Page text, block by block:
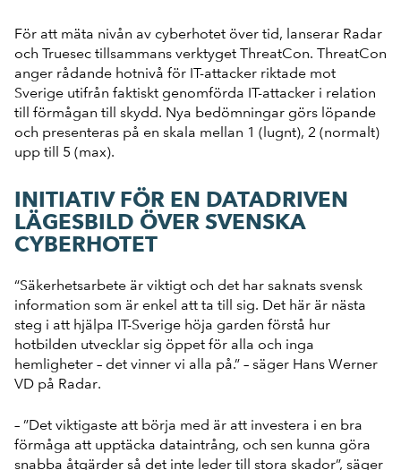
För att mäta nivån av cyberhotet över tid, lanserar Radar
och Truesec tillsammans verktyget ThreatCon. ThreatCon
anger rådande hotnivå för IT-attacker riktade mot
Sverige utifrån faktiskt genomförda IT-attacker i relation
till förmågan till skydd. Nya bedömningar görs löpande
och presenteras på en skala mellan 1 (lugnt), 2 (normalt)
upp till 5 (max).
INITIATIV FÖR EN DATADRIVEN
LÄGESBILD ÖVER SVENSKA
CYBERHOTET
“Säkerhetsarbete är viktigt och det har saknats svensk
information som är enkel att ta till sig. Det här är nästa
steg i att hjälpa IT-Sverige höja garden förstå hur
hotbilden utvecklar sig öppet för alla och inga
hemligheter – det vinner vi alla på.” – säger Hans Werner
VD på Radar.
– ”Det viktigaste att börja med är att investera i en bra
förmåga att upptäcka dataintrång, och sen kunna göra
snabba åtgärder så det inte leder till stora skador”, säger